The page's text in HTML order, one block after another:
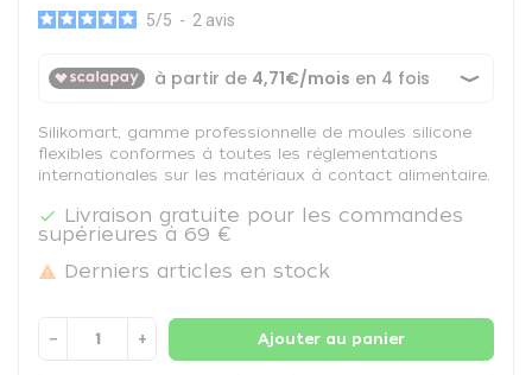
5/5 - 2 avis
Silikomart, gamme professionnelle de moules silicone
flexibles conformes à toutes les réglementations
internationales sur les matériaux à contact alimentaire.

Livraison gratuite pour les commandes
supérieures à 69 €
 Derniers articles en stock
− + Ajouter au panier